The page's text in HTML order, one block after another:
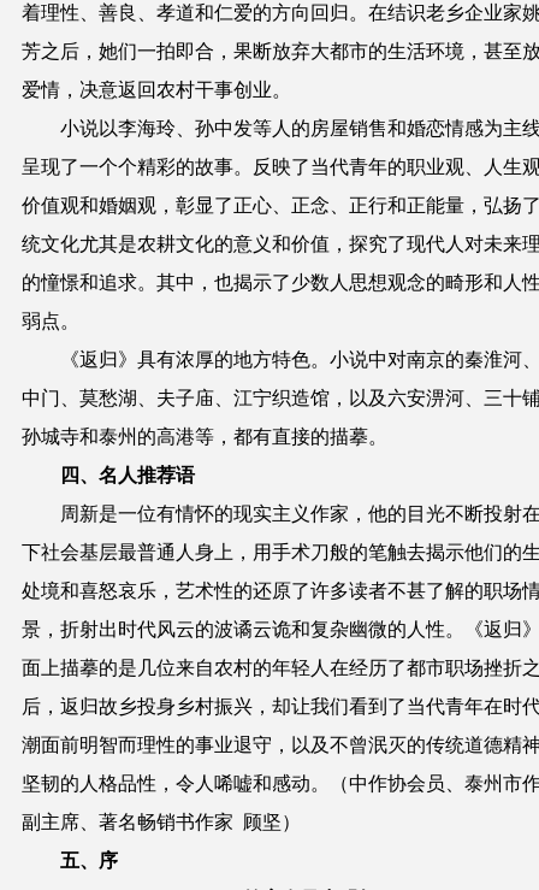
着理性、善良、孝道和仁爱的方向回归。在结识老乡企业家
芳之后，她们一拍即合，果断放弃大都市的生活环境，甚至
爱情，决意返回农村干事创业。
小说以李海玲、孙中发等人的房屋销售和婚恋情感为主
呈现了一个个精彩的故事。反映了当代青年的职业观、人生
价值观和婚姻观，彰显了正心、正念、正行和正能量，弘扬
统文化尤其是农耕文化的意义和价值，探究了现代人对未来
的憧憬和追求。其中，也揭示了少数人思想观念的畸形和人
弱点。
《返归》 具有浓厚的地方特色。小说中对南京的秦淮河
中门、莫愁湖、夫子庙、江宁织造馆，以及六安淠河、三十
孙城寺和泰州的高港等，都有直接的描摹。
四、名人推荐语
周新是一位有情怀的现实主义作家，他的目光不断投射
下社会基层最普通人身上，用手术刀般的笔触去揭示他们的
处境和喜怒哀乐，艺术性的还原了许多读者不甚了解的职场
景，折射出时代风云的波谲云诡和复杂幽微的人性。《返归
面上描摹的是几位来自农村的年轻人在经历了都市职场挫折
后，返归故乡投身乡村振兴，却让我们看到了当代青年在时
潮面前明智而理性的事业退守，以及不曾泯灭的传统道德精
坚韧的人格品性，令人唏嘘和感动。
（中作协会员、泰州市
副主席、著名畅销书作家 顾坚）
五、序